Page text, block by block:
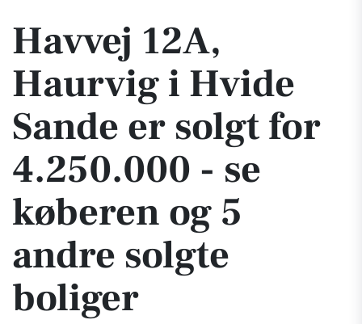
Havvej 12A,
Haurvig i Hvide
Sande er solgt for
4.250.000 - se
køberen og 5
andre solgte
boliger